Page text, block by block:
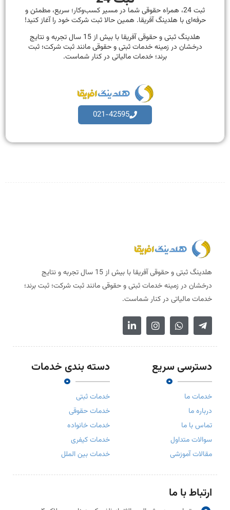
ثبت 24، همراه حقوقی شما در مسیر کسب‌وکار؛ سریع، مطمئن و
حرفه‌ای با هلدینگ آفریقا. همین حالا ثبت شرکت خود را آغاز کنید!
هلدینگ ثبتی و حقوقی آفریقا با بیش از 15 سال تجربه و نتایج
درخشان در زمینه خدمات ثبتی و حقوقی مانند ثبت شرکت؛ ثبت
برند؛ خدمات مالیاتی در کنار شماست.
021-42595
هلدینگ ثبتی و حقوقی آفریقا با بیش از 15 سال تجربه و نتایج
درخشان در زمینه خدمات ثبتی و حقوقی مانند ثبت شرکت؛ ثبت برند؛
خدمات مالیاتی در کنار شماست.
دسترسی سریع
خدمات ما
درباره ما
تماس با ما
سوالات متداول
مقالات آموزشی
دسته بندی خدمات
خدمات ثبتی
خدمات حقوقی
خدمات خانواده
خدمات کیفری
خدمات بین الملل
ارتباط با ما